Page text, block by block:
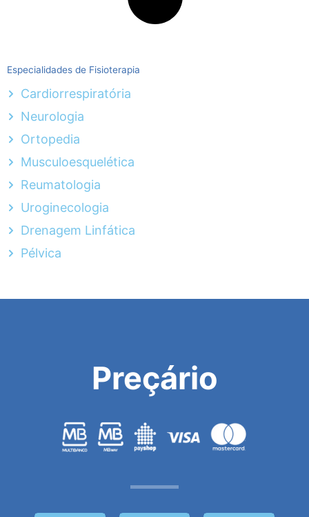
Especialidades de Fisioterapia
Cardiorrespiratória
Neurologia
Ortopedia
Musculoesquelética
Reumatologia
Uroginecologia
Drenagem Linfática
Pélvica
Preçário